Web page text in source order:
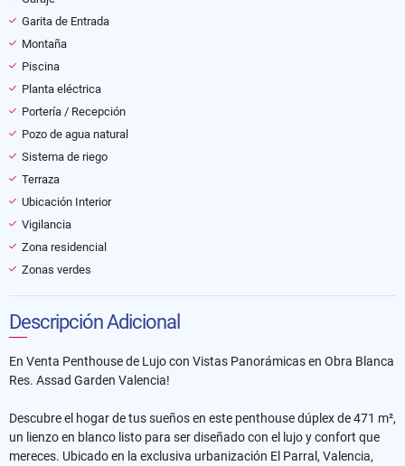
Garita de Entrada
Montaña
Piscina
Planta eléctrica
Portería / Recepción
Pozo de agua natural
Sistema de riego
Terraza
Ubicación Interior
Vigilancia
Zona residencial
Zonas verdes
Descripción Adicional
En Venta Penthouse de Lujo con Vistas Panorámicas en Obra Blanca
Res. Assad Garden Valencia!
Descubre el hogar de tus sueños en este penthouse dúplex de 471 m²,
un lienzo en blanco listo para ser diseñado con el lujo y confort que
mereces. Ubicado en la exclusiva urbanización El Parral, Valencia,